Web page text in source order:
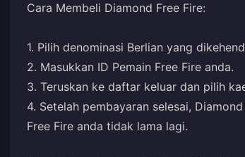
Cara Membeli Diamond Free Fire:
1. Pilih denominasi Berlian yang
2. Masukkan ID Pemain Free Fire anda.
3. Teruskan ke daftar keluar dan pilih
4. Setelah pembayaran selesai,
Free Fire anda tidak lama lagi.